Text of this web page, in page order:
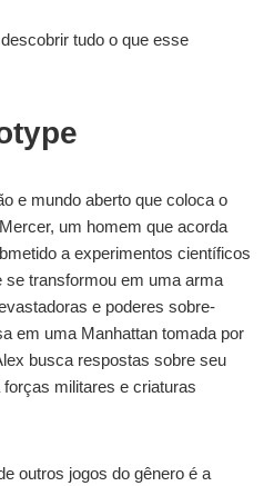
tudo o que esse
e mundo aberto que coloca o
um homem que acorda
a experimentos científicos
transformou em uma arma
e poderes sobre-
em uma Manhattan tomada por
busca respostas sobre seu
militares e criaturas
outros jogos do gênero é a